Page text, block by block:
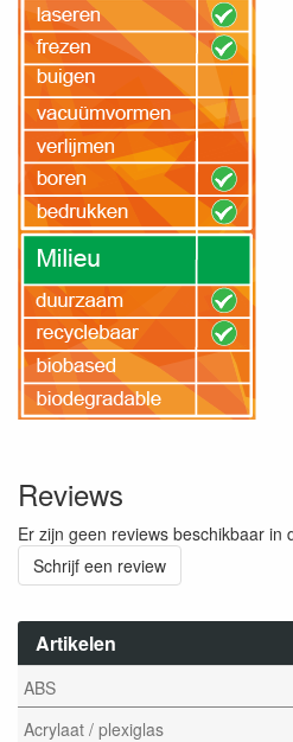
Artikelen
ABS
Acrylaat / plexiglas
Reviews
Er zijn geen reviews beschikbaar in
Schrijf een review